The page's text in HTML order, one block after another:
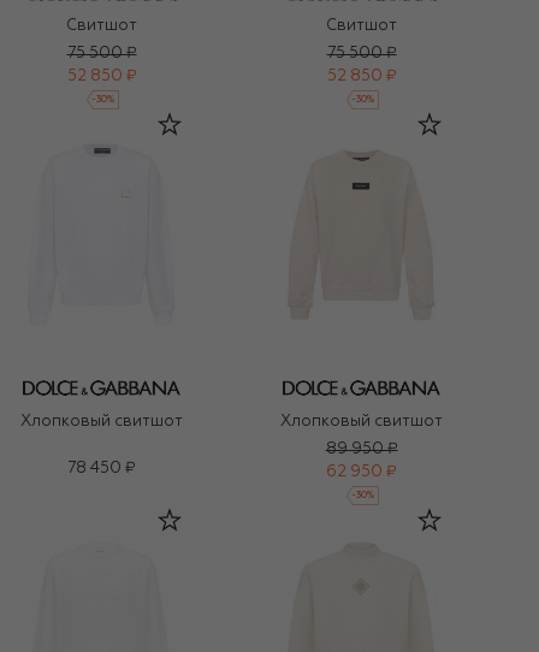
Свитшот
75 500 ₽
52 850 ₽
-30%
Свитшот
75 500 ₽
52 850 ₽
-30%
Хлопковый свитшот
78 450 ₽
Хлопковый свитшот
89 950 ₽
62 950 ₽
-30%